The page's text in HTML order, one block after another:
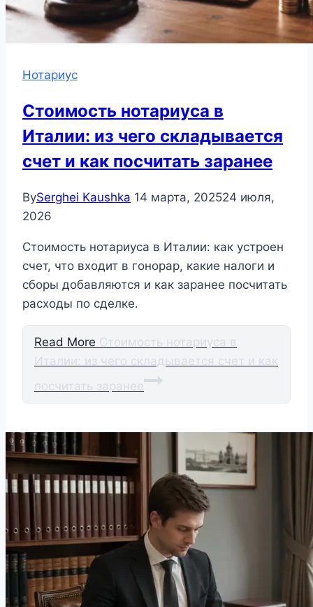
Нотариус
Стоимость нотариуса в
Италии: из чего складывается
счет и как посчитать заранее
BySerghei Kaushka 14 марта, 202524 июля,
2026
Стоимость нотариуса в Италии: как устроен
счет, что входит в гонорар, какие налоги и
сборы добавляются и как заранее посчитать
расходы по сделке.
Read More Стоимость нотариуса в
Италии: из чего складывается счет и как
посчитать заранее